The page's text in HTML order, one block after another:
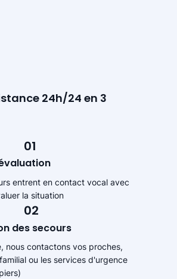
24h/24 en 3
01
entrent en contact vocal avec
la situation
02
des secours
nous contactons vos proches,
ou les services d'urgence